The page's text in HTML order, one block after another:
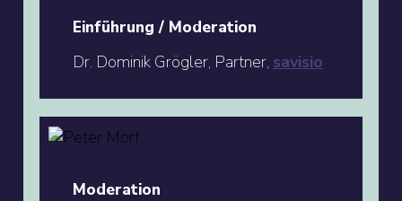
Einführung / Moderation
Dr. Dominik Grögler, Partner, savisio
Moderation